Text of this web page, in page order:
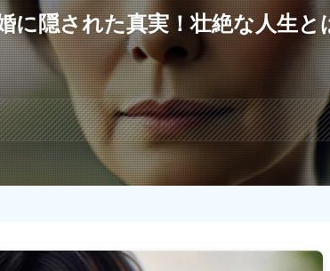
に隠された真実！壮絶な人生と